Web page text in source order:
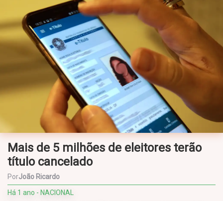
Mais de 5 milhões de eleitores terão
título cancelado
PorJoão Ricardo
Há 1 ano - NACIONAL